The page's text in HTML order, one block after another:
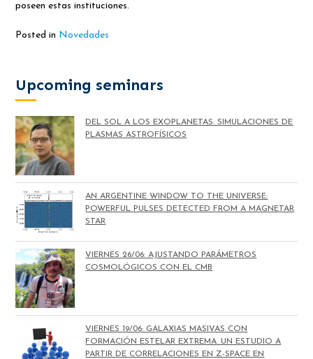
poseen estas instituciones.
Posted in Novedades
Upcoming seminars
DEL SOL A LOS EXOPLANETAS: SIMULACIONES DE
PLASMAS ASTROFÍSICOS
AN ARGENTINE WINDOW TO THE UNIVERSE:
POWERFUL PULSES DETECTED FROM A MAGNETAR
STAR
VIERNES 26/06: AJUSTANDO PARÁMETROS
COSMOLÓGICOS CON EL CMB
VIERNES 19/06: GALAXIAS MASIVAS CON
FORMACIÓN ESTELAR EXTREMA. UN ESTUDIO A
PARTIR DE CORRELACIONES EN Z-SPACE EN